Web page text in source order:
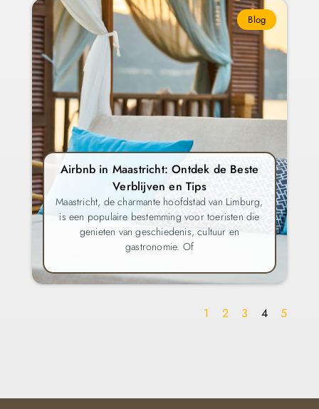
Blog
Airbnb in Maastricht: Ontdek de Beste
Verblijven en Tips
Maastricht, de charmante hoofdstad van Limburg,
is een populaire bestemming voor toeristen die
genieten van geschiedenis, cultuur en
gastronomie. Of
1 2 3 4 5